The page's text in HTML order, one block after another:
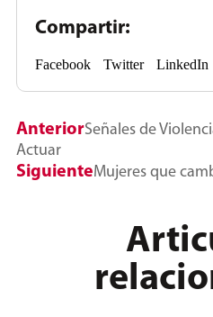
Compartir:
Facebook Twitter LinkedIn
AnteriorSeñales de
Actuar
SiguienteMujeres que